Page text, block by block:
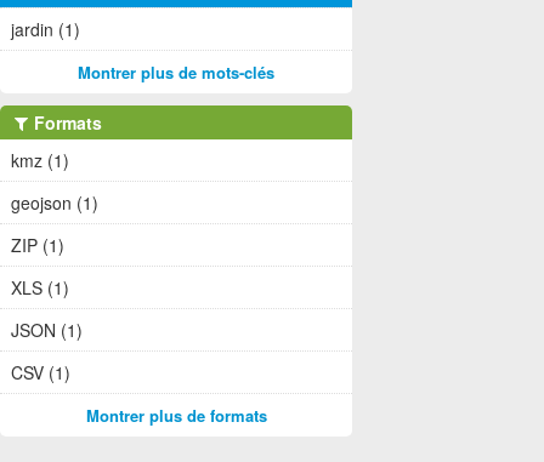
jardin (1)
Montrer plus de mots-clés
Formats
kmz (1)
geojson (1)
ZIP (1)
XLS (1)
JSON (1)
CSV (1)
Montrer plus de formats